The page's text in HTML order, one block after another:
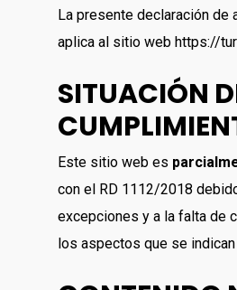
La presente declaración de
aplica al sitio web https://
SITUACIÓN
Este sitio web es
con el RD 1112/2018
excepciones y a la falta de
los aspectos que se indican